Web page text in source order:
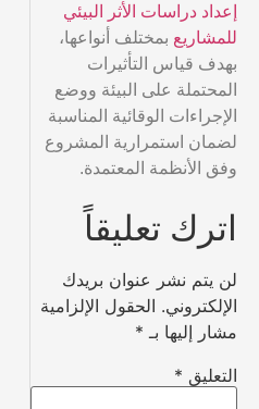
إعداد دراسات الأثر البيئي
للمشاريع بمختلف أنواعها،
بهدف قياس التأثيرات
المحتملة على البيئة ووضع
الإجراءات الوقائية المناسبة
لضمان استمرارية المشروع
وفق الأنظمة المعتمدة.
اترك تعليقاً
لن يتم نشر عنوان بريدك
الإلكتروني. الحقول الإلزامية
مشار إليها بـ *
التعليق *